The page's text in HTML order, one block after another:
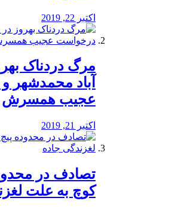
اکتبر 22, 2019
مرگ دردناک
آباد محمدشهر
عجیب همسرش
اکتبر 21, 2019
تصادف در
کوچ به علت